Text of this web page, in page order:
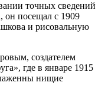
точных сведений
он посещал с 1909
и рисовальную
создателем
где в январе 1915
нищие